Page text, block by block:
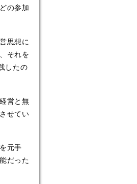
の参加
思想に
それを
したの
営と無
せてい
元手
だった